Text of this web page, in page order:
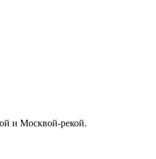
и Москвой-рекой.